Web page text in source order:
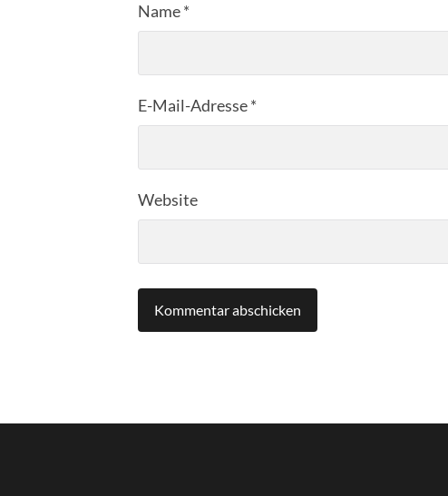
Name*
E-Mail-Adresse*
Website